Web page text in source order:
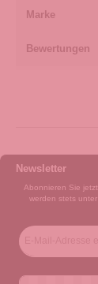
Marke
Bewertungen
Newsletter
Abonnieren Sie
werden stets